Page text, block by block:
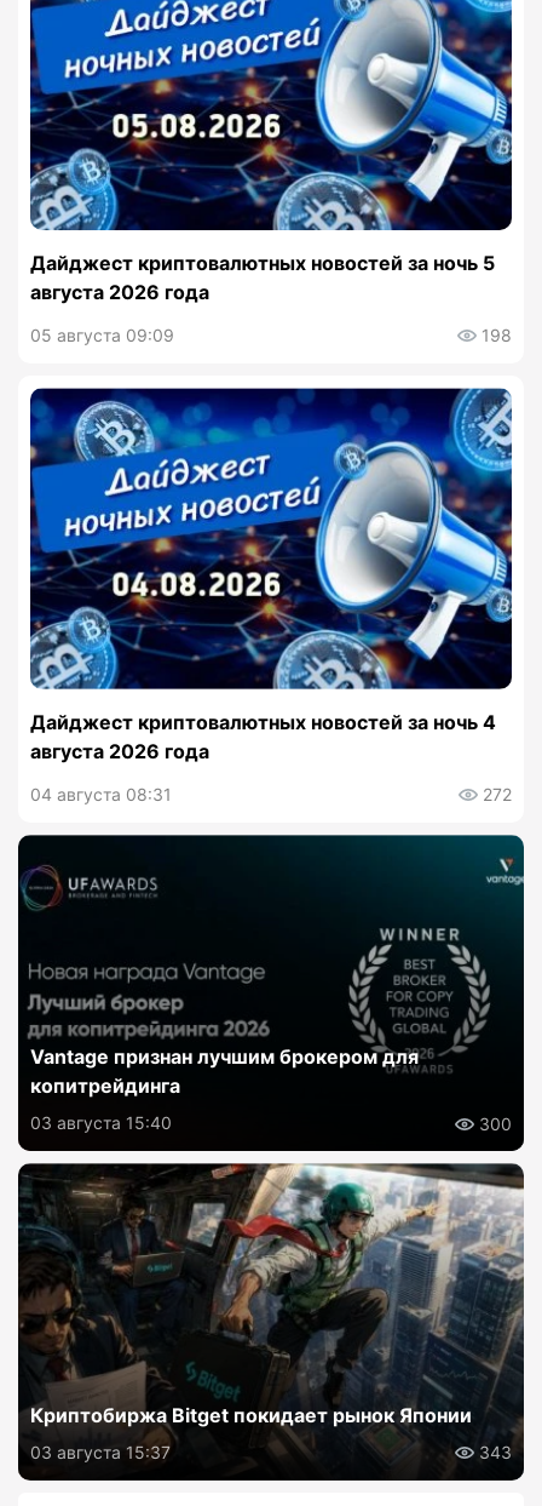
Дайджест криптовалютных новостей за ночь 5
августа 2026 года
05 августа 09:09 198
Дайджест криптовалютных новостей за ночь 4
августа 2026 года
04 августа 08:31 272
Vantage признан лучшим брокером для
копитрейдинга
03 августа 15:40 300
Криптобиржа Bitget покидает рынок Японии
03 августа 15:37 343